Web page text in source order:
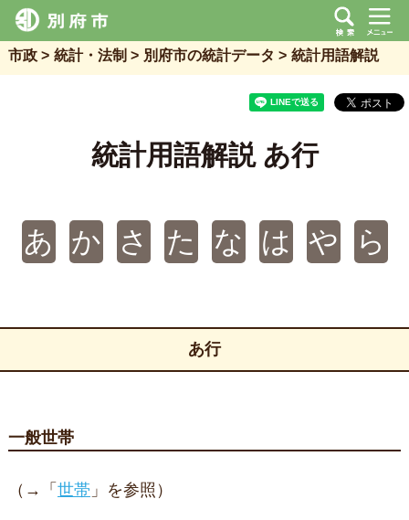
市政 統計・法制 別府市の統計データ 統計用語解説
統計用語解説 あ行
あ か さ た な は や ら
あ行
一般世帯
（→「 世帯 」を参照）